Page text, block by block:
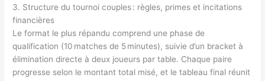
3. Structure du tournoi couples : règles, primes et incitations
financières
Le format le plus répandu comprend une phase de
qualification (10 matches de 5 minutes), suivie d’un bracket à
élimination directe à deux joueurs par table. Chaque paire
progresse selon le montant total misé, et le tableau final réunit